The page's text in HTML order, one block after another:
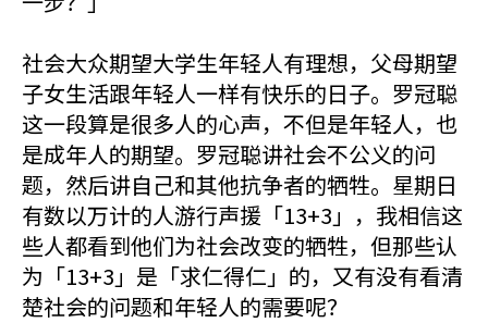
社会大众期望大学生年轻人有理想，父母期望
子女生活跟年轻人一样有快乐的日子。罗冠聪
这一段算是很多人的心声，不但是年轻人，也
是成年人的期望。罗冠聪讲社会不公义的问
题，然后讲自己和其他抗争者的牺牲。星期日
有数以万计的人游行声援「13+3」，我相信这
些人都看到他们为社会改变的牺牲，但那些认
为「13+3」是「求仁得仁」的，又有没有看清
楚社会的问题和年轻人的需要呢？